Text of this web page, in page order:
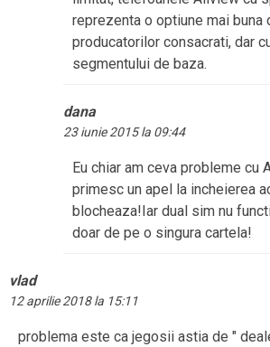
reprezenta o optiune mai buna
producatorilor consacrati, dar
segmentului de baza.
dana
23 iunie 2015 la 09:44
Eu chiar am ceva probleme cu
primesc un apel la incheierea
blocheaza!Iar dual sim nu
doar de pe o singura cartela!
vlad
12 aprilie 2018 la 15:11
problema este ca jegosii astia de "